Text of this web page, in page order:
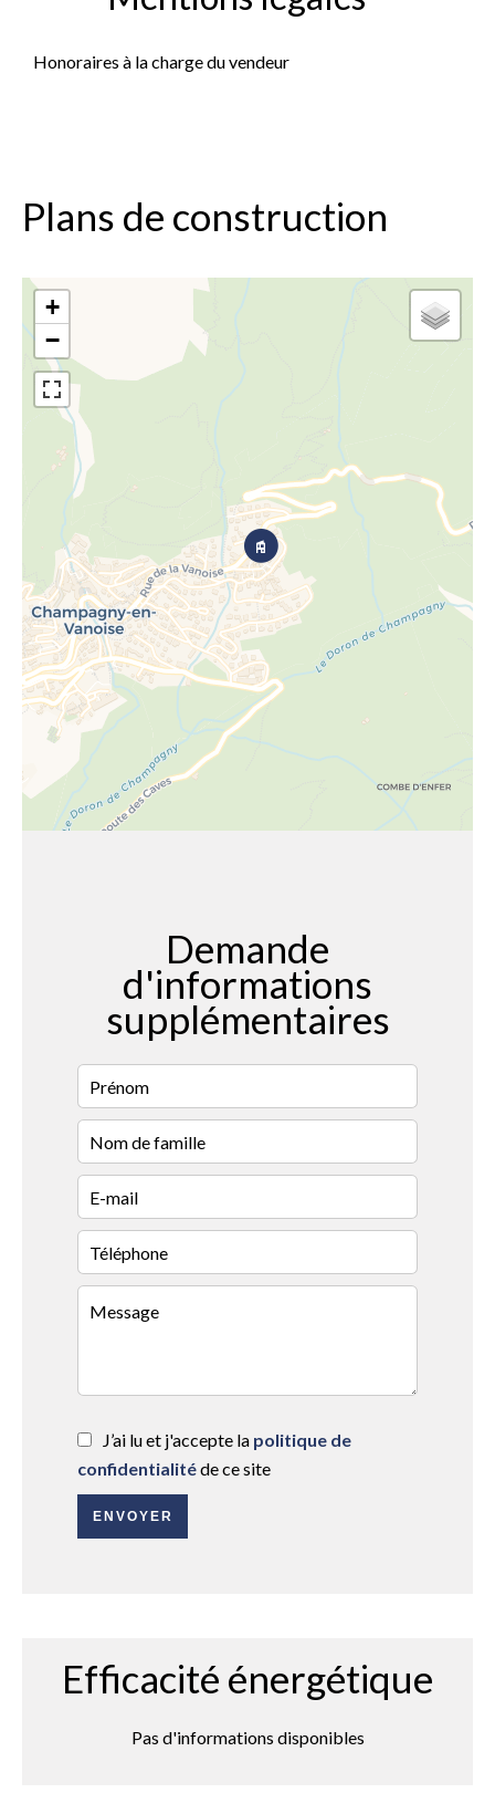
Honoraires à la charge du vendeur
Plans de construction
+
−
Demande
d'informations
supplémentaires
J’ai lu et j'accepte la politique de
confidentialitéde ce site
ENVOYER
Efficacité énergétique
Pas d'informations disponibles